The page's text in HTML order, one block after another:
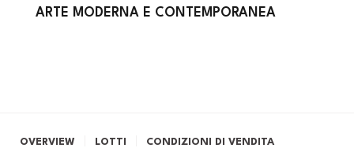
ARTE MODERNA E CONTEMPORANEA
OVERVIEW LOTTI CONDIZIONI DI VENDITA